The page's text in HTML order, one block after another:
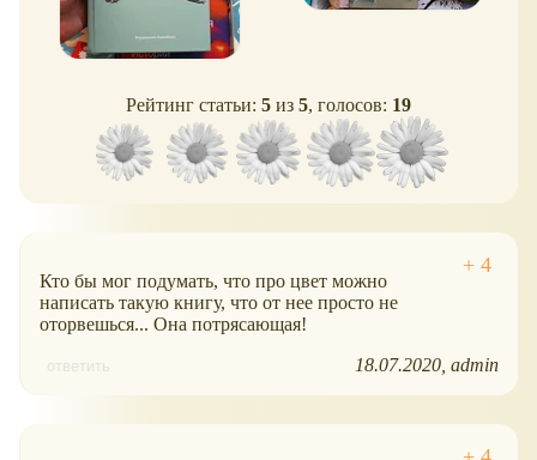
Рейтинг статьи: 5 из 5, голосов: 19
Кто бы мог подумать, что про цвет можно
написать такую книгу, что от нее просто не
оторвешься... Она потрясающая!
ответить 18.07.2020 admin